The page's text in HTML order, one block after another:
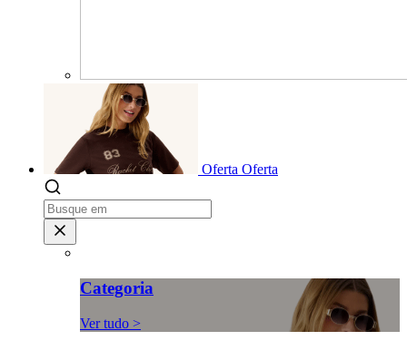
Oferta Oferta
Categoria
Ver tudo >